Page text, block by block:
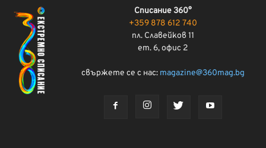
Списание 360°
+359 878 612 740
пл. Славейков 11
ет. 6, офис 2
свържете се с нас: magazine@360mag.bg